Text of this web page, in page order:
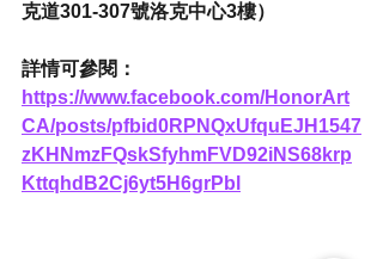
克道301-307號洛克中心3樓）
詳情可參閱：
https://www.facebook.com/HonorArt
CA/posts/pfbid0RPNQxUfquEJH1547
zKHNmzFQskSfyhmFVD92iNS68krp
KttqhdB2Cj6yt5H6grPbl